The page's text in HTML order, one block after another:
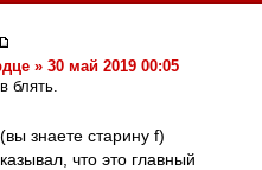
» 30 май 2019 00:05
блять.
знаете старину f)
что это главный